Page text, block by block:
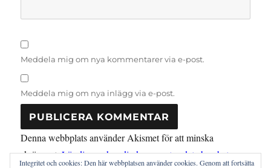
Meddela mig om nya kommentarer via e-post.
Meddela mig om nya inlägg via e-post.
Denna webbplats använder Akismet för att minska
skräppost.Lär dig om hur din kommentarsdata bearbetas.
Integritet och cookies: Den här webbplatsen använder cookies. Genom att fortsätta